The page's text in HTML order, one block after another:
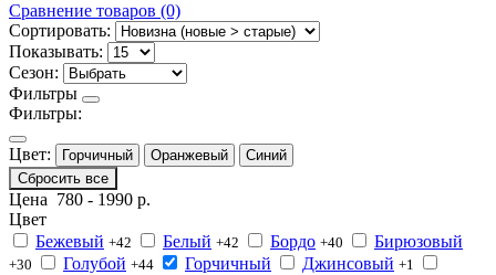
Сравнение товаров (0)
Сортировать:
Показывать:
Сезон:
Фильтры
Фильтры:
Цвет: Горчичный Оранжевый
Синий
Сбросить все
Цена 780 - 1990 р.
Цвет
Бежевый +42 Белый +42 Бордо +40 Бирюзовый
+30 Голубой +44 Горчичный Джинсовый +1